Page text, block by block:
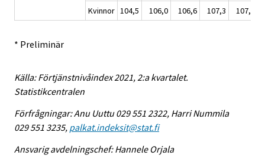
Kvinnor 104,5 106,0 106,6 107,3 107,7
* Preliminär
Källa: Förtjänstnivåindex 2021, 2:a kvartalet.
Statistikcentralen
Förfrågningar: Anu Uuttu 029 551 2322, Harri Nummila
029 551 3235, palkat.indeksit@stat.fi
Ansvarig avdelningschef: Hannele Orjala